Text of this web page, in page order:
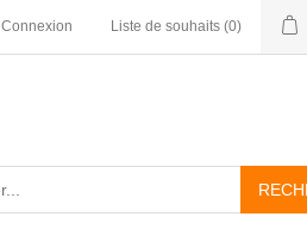
Connexion Liste de souhaits (0)